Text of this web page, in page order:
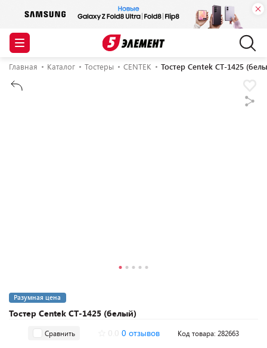
Главная Каталог Тостеры CENTEK Тостер Centek CT-1425
Тостер Centek CT-1425 (белый)
Разумная цена
Сравнить 0 отзывов Код товара: 282663